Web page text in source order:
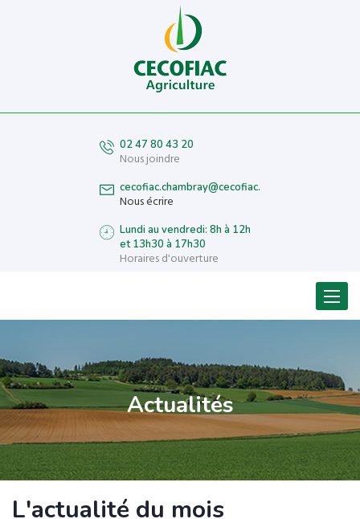
02 47 80 43 20
Nous joindre
cecofiac.chambray@cecofiac.fr
Nous écrire
Lundi au vendredi: 8h à 12h
et 13h30 à 17h30
Horaires d'ouverture
Menu
Actualités
L'actualité du mois